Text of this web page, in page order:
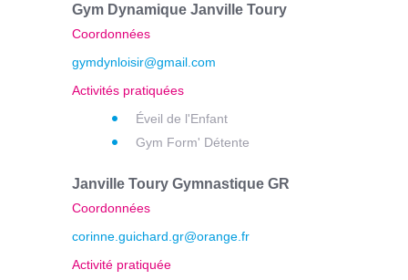
Gym Dynamique Janville Toury
Coordonnées
gymdynloisir@gmail.com
Activités pratiquées
Éveil de l'Enfant
Gym Form' Détente
Janville Toury Gymnastique GR
Coordonnées
corinne.guichard.gr@orange.fr
Activité pratiquée